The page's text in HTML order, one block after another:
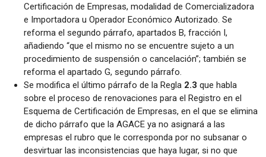
Certificación de Empresas, modalidad de Comercializadora
e Importadora u Operador Económico Autorizado. Se
reforma el segundo párrafo, apartados B, fracción I,
añadiendo “que el mismo no se encuentre sujeto a un
procedimiento de suspensión o cancelación”; también se
reforma el apartado G, segundo párrafo.
Se modifica el último párrafo de la Regla 2.3 que habla
sobre el proceso de renovaciones para el Registro en el
Esquema de Certificación de Empresas, en el que se elimina
de dicho párrafo que la AGACE ya no asignará a las
empresas el rubro que le corresponda por no subsanar o
desvirtuar las inconsistencias que haya lugar, si no que